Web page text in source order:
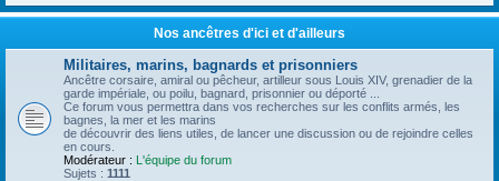
Nos ancêtres d'ici et d'ailleurs
Militaires, marins, bagnards et prisonniers
Ancêtre corsaire, amiral ou pêcheur, artilleur sous Louis XIV, grenadier de la
garde impériale, ou poilu, bagnard, prisonnier ou déporté ...
Ce forum vous permettra dans vos recherches sur les conflits armés, les
bagnes, la mer et les marins
de découvrir des liens utiles, de lancer une discussion ou de rejoindre celles
en cours.
Modérateur : L'équipe du forum
Sujets : 1111